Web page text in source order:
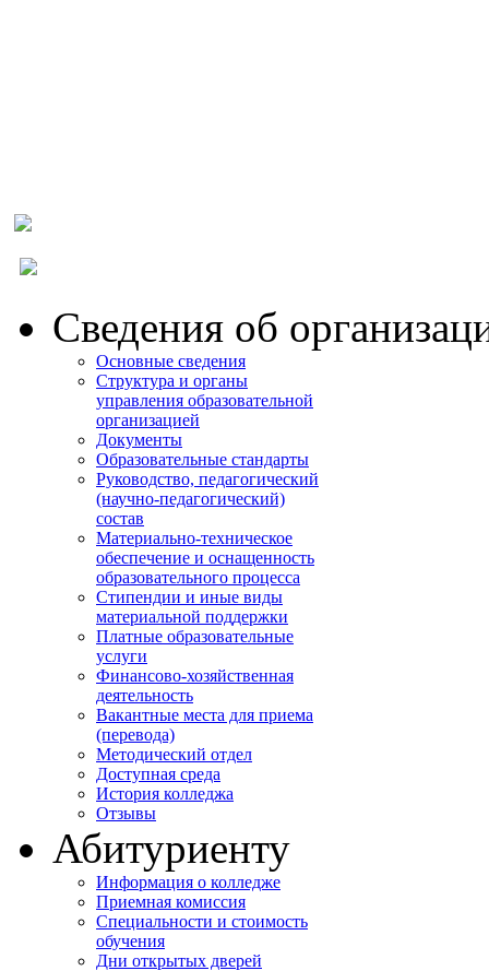
Сведения об
Основные сведения
Структура и органы
управления образовательной
организацией
Документы
Образовательные стандарты
Руководство, педагогический
(научно-педагогический)
состав
Материально-техническое
обеспечение и оснащенность
образовательного процесса
Стипендии и иные виды
материальной поддержки
Платные образовательные
услуги
Финансово-хозяйственная
деятельность
Вакантные места для приема
(перевода)
Методический отдел
Доступная среда
История колледжа
Отзывы
Абитуриенту
Информация о колледже
Приемная комиссия
Специальности и стоимость
обучения
Дни открытых дверей